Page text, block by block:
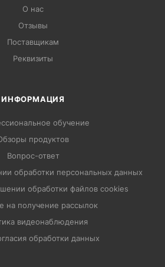
О нас
Отзывы
Поставщикам
Реквизиты
ИНФОРМАЦИЯ
обучение
продуктов
Вопрос-ответ
обработки персональных данных
обработки файлов cookies
на получение рассылок
видеонаблюдения
обработки данных